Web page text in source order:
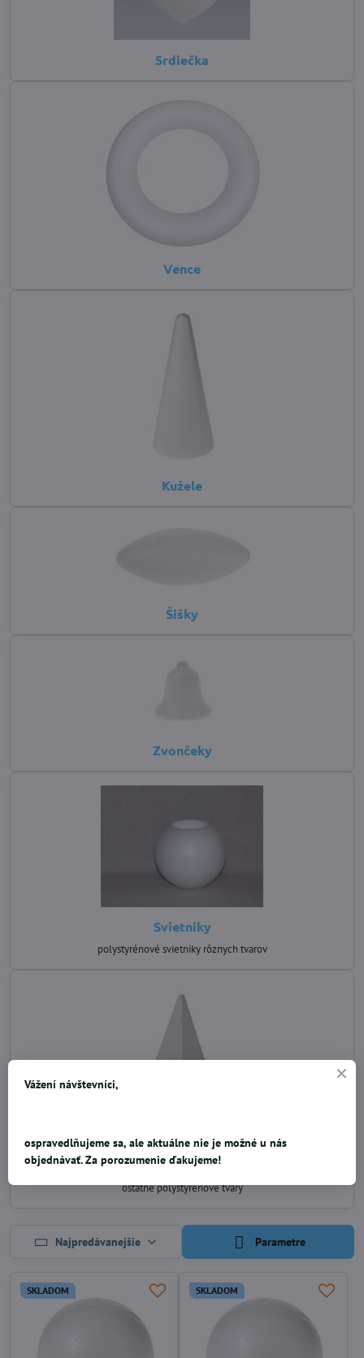
Srdiečka
Vence
Kužele
Šišky
Zvončeky
Svietniky
polystyrénové svietniky rôznych tvarov
Ostatné tvary
ostatné polystyrénové tvary
Najpredávanejšie Parametre
SKLADOM SKLADOM
Vážení návštevníci,
ospravedlňujeme sa, ale aktuálne nie je možné u nás
objednávať. Za porozumenie ďakujeme!